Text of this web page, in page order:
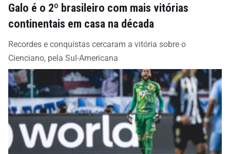
Galo é o 2º brasileiro com mais vitórias
continentais em casa na década
Recordes e conquistas cercaram a vitória sobre o
Cienciano, pela Sul-Americana